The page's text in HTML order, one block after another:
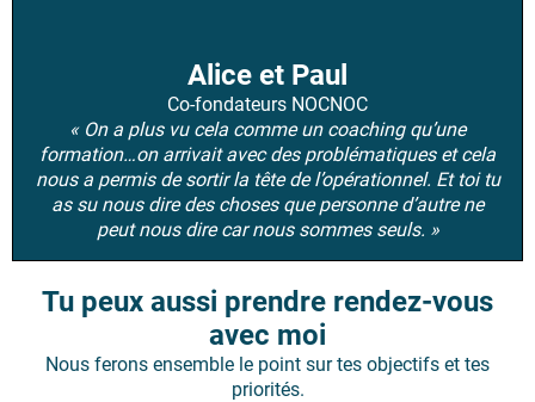
Alice et Paul
Co-fondateurs NOCNOC
« On a plus vu cela comme un coaching qu’une
formation…on arrivait avec des problématiques et cela
nous a permis de sortir la tête de l’opérationnel. Et toi tu
as su nous dire des choses que personne d’autre ne
peut nous dire car nous sommes seuls. »
Tu peux aussi prendre rendez-vous
avec moi
Nous ferons ensemble le point sur tes objectifs et tes
priorités.